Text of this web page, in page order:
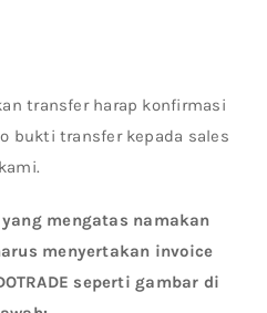
transfer harap konfirmasi
bukti transfer kepada sales
kami.
mengatas namakan
harus menyertakan invoice
seperti gambar di